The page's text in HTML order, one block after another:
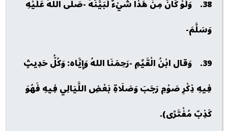
38. وَلَوْ كَانَ مِنْ هَذَا شَيْءٌ لَبَيَّنَهُ -صَلَّى اللهُ عَلَيْهِ
وَسَلَّمَ-
39. وَقال ابْنُ الْقَيِّمِ -رَحِمَنَا اللهُ وَإِيَّاه: وَكُلُّ حَدِيثٍ
فِيهِ ذِكْرِ صَوْمِ رَجَبَ وَصَلَاةِ بَعْضِ اللَّيَالِي فِيهِ فَهُوَ
كَذِبٌ مُفْتَرًى).